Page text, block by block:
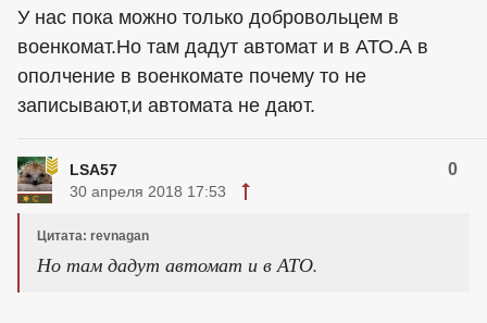
У нас пока можно только добровольцем в
военкомат.Но там дадут автомат и в АТО.А в
ополчение в военкомате почему то не
записывают,и автомата не дают.
LSA57 0
30 апреля 2018 17:53
Цитата: revnagan
Но там дадут автомат и в АТО.